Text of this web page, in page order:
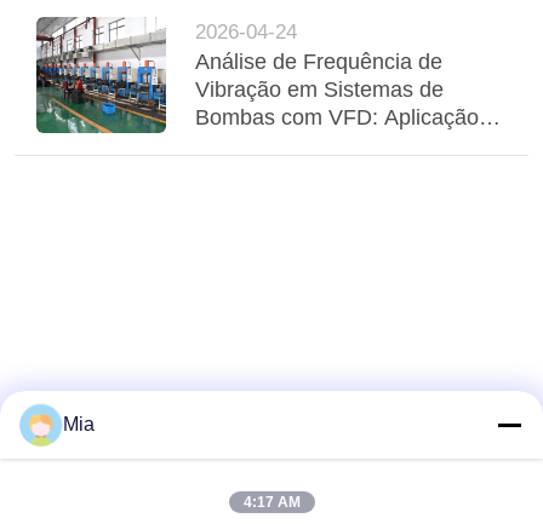
2026-04-24
Análise de Frequência de
Vibração em Sistemas de
Bombas com VFD: Aplicação
Mia
4:17 AM